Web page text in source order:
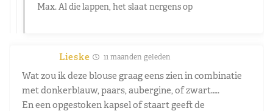
Max. Al die lappen, het slaat nergens op
Lieske 11 maanden geleden
Wat zou ik deze blouse graag eens zien in combinatie
met donkerblauw, paars, aubergine, of zwart…..
En een opgestoken kapsel of staart geeft de